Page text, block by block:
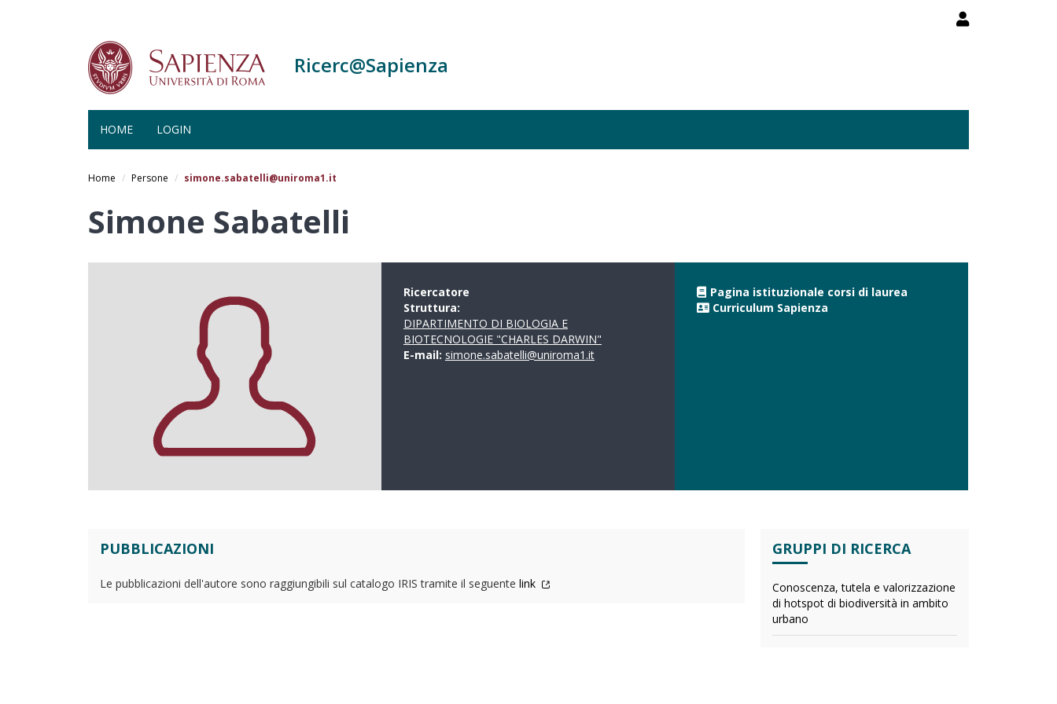
Ricerc@Sapienza
HOME LOGIN
Home Persone simone.sabatelli@uniroma1.it
Simone Sabatelli
Ricercatore
Struttura:
DIPARTIMENTO DI BIOLOGIA E
BIOTECNOLOGIE "CHARLES DARWIN"
E-mail: simone.sabatelli@uniroma1.it
Pagina istituzionale corsi di laurea
Curriculum Sapienza
PUBBLICAZIONI
Le pubblicazioni dell'autore sono raggiungibili sul catalogo IRIS tramite il seguente link
GRUPPI DI RICERCA
Conoscenza, tutela e valorizzazione
di hotspot di biodiversità in ambito
urbano